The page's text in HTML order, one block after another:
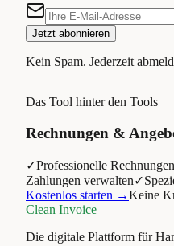
Jetzt abonnieren
Kein Spam. Jederzeit
Das Tool hinter den Tools
Rechnungen &
✓Professionelle
Zahlungen verwalten✓
Kostenlos starten →Keine
Clean Invoice
Die digitale Plattform für